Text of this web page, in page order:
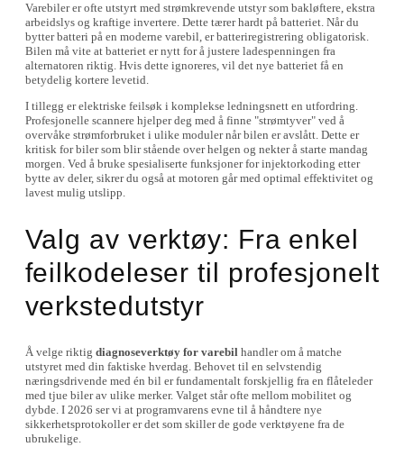
Varebiler er ofte utstyrt med strømkrevende utstyr som bakløftere, ekstra
arbeidslys og kraftige invertere. Dette tærer hardt på batteriet. Når du
bytter batteri på en moderne varebil, er batteriregistrering obligatorisk.
Bilen må vite at batteriet er nytt for å justere ladespenningen fra
alternatoren riktig. Hvis dette ignoreres, vil det nye batteriet få en
betydelig kortere levetid.
I tillegg er elektriske feilsøk i komplekse ledningsnett en utfordring.
Profesjonelle scannere hjelper deg med å finne "strømtyver" ved å
overvåke strømforbruket i ulike moduler når bilen er avslått. Dette er
kritisk for biler som blir stående over helgen og nekter å starte mandag
morgen. Ved å bruke spesialiserte funksjoner for injektorkoding etter
bytte av deler, sikrer du også at motoren går med optimal effektivitet og
lavest mulig utslipp.
Valg av verktøy: Fra enkel
feilkodeleser til profesjonelt
verkstedutstyr
Å velge riktig diagnoseverktøy for varebil handler om å matche
utstyret med din faktiske hverdag. Behovet til en selvstendig
næringsdrivende med én bil er fundamentalt forskjellig fra en flåteleder
med tjue biler av ulike merker. Valget står ofte mellom mobilitet og
dybde. I 2026 ser vi at programvarens evne til å håndtere nye
sikkerhetsprotokoller er det som skiller de gode verktøyene fra de
ubrukelige.